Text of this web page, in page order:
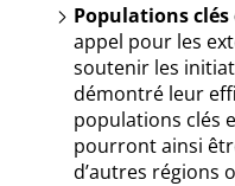
Populations
appel pour les
soutenir les
démontré leur
populations clés
pourront ainsi
d’autres régions